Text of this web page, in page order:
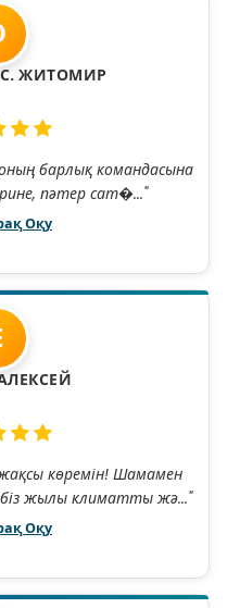
ЖИТОМИР
барлық командасына
пәтер сат�..."
Оқу
көремін! Шамамен
біз жылы климатты жә..."
Оқу